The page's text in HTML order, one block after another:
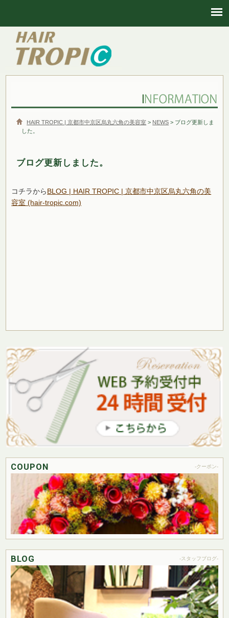
HAIR TROPIC | 京都市中京区烏丸六角の美容室 > NEWS > ブログ更新しま
した。
ブログ更新しました。
コチラからBLOG | HAIR TROPIC | 京都市中京区烏丸六角の美
容室 (hair-tropic.com)
COUPON -クーポン-
BLOG -スタッフブログ-